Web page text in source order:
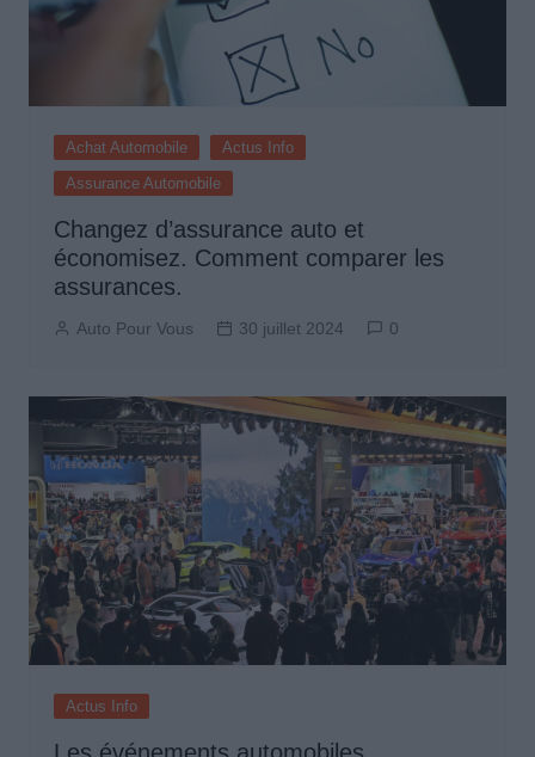
Achat Automobile
Actus Info
Assurance Automobile
Changez d’assurance auto et
économisez. Comment comparer les
assurances.
Auto Pour Vous 30 juillet 2024 0
Actus Info